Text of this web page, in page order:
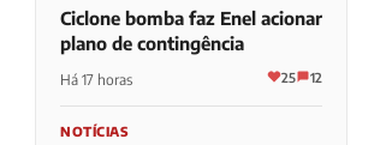
Ciclone bomba faz Enel acionar
plano de contingência
Há 17 horas 25 12
NOTÍCIAS